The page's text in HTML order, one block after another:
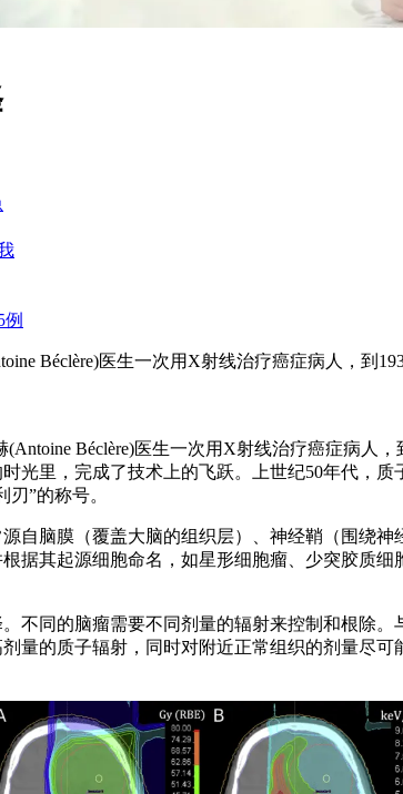
Béclère)医生一次用X射线治疗癌症病人，到
Béclère)医生一次用X射线治疗癌症病人，
光里，完成了技术上的飞跃。上世纪50年代，
”的称号。
脑膜（覆盖大脑的组织层）、神经鞘（围绕神
据其起源细胞命名，如星形细胞瘤、少突胶质细
同的脑瘤需要不同剂量的辐射来控制和根除。
量的质子辐射，同时对附近正常组织的剂量尽